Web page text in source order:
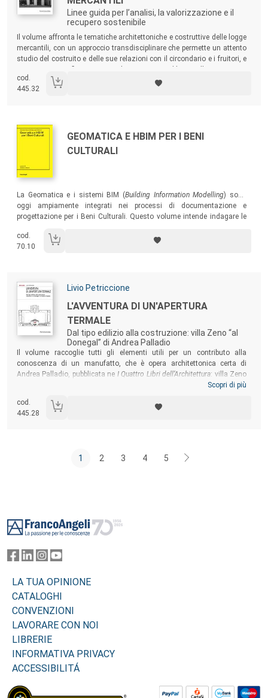
Linee guida per l’analisi, la valorizzazione e il
recupero sostenibile
Sommario:
Il volume affronta le tematiche architettoniche e costruttive delle logge
mercantili, con un approccio transdisciplinare che permette un attento
studio del costruito e delle sue relazioni con il circondario e i fruitori, e
di un loro recupero e riuso sostenibile.
cod.
445.32
Autori:
Titolo:
GEOMATICA E HBIM PER I BENI
CULTURALI
La Geomatica e i sistemi BIM (Building Information Modelling) sono
oggi ampiamente integrati nei processi di documentazione e
progettazione per i Beni Culturali. Questo volume intende indagare le
applicazione alle pratiche di tutela e valorizzazione del patrimonio
costruito, da cui l’espressione HBIM (
cod.
70.10
Autori:
Livio Petriccione
Titolo:
L'AVVENTURA DI UN'APERTURA
TERMALE
Dal tipo edilizio alla costruzione: villa Zeno “al
Donegal” di Andrea Palladio
Sommario:
Il volume raccoglie tutti gli elementi utili per un contributo alla
conoscenza di un manufatto, che è opera architettonica certa di
Andrea Palladio, pubblicata ne I Quattro Libri dell’Architettura: villa Zeno
detta “Il Donegal”. L’opera offre spunti inediti di conoscenza, come
architettura palladiana, che è stata riconosciuta Patrimonio
dell’Umanità dell’UNESCO “Vicenza e le ville palladiane del Veneto”.
Scopri di più
cod.
445.28
1 2 3 4 5
LA TUA OPINIONE
CATALOGHI
CONVENZIONI
LAVORARE CON NOI
LIBRERIE
INFORMATIVA PRIVACY
ACCESSIBILITÁ